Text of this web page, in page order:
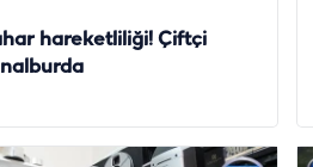
hareketliliği! Çiftçi